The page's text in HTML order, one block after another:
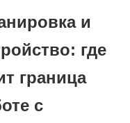
и
где
граница
с